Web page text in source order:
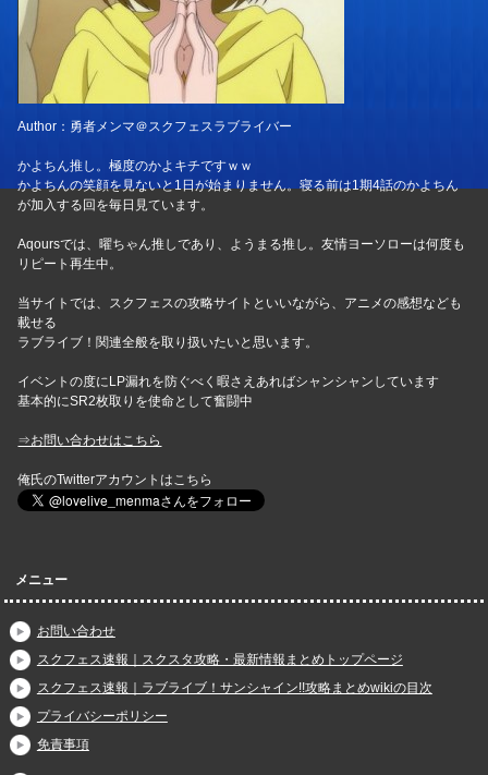
Author：勇者メンマ＠スクフェスラブライバー
かよちん推し。極度のかよキチですｗｗ
かよちんの笑顔を見ないと1日が始まりません。寝る前は1期4話のかよちん
が加入する回を毎日見ています。
Aqoursでは、曜ちゃん推しであり、ようまる推し。友情ヨーソローは何度も
リピート再生中。
当サイトでは、スクフェスの攻略サイトといいながら、アニメの感想なども
載せる
ラブライブ！関連全般を取り扱いたいと思います。
イベントの度にLP漏れを防ぐべく暇さえあればシャンシャンしています
基本的にSR2枚取りを使命として奮闘中
⇒お問い合わせはこちら
俺氏のTwitterアカウントはこちら
メニュー
お問い合わせ
スクフェス速報｜スクスタ攻略・最新情報まとめトップページ
スクフェス速報｜ラブライブ！サンシャイン!!攻略まとめwikiの目次
プライバシーポリシー
免責事項